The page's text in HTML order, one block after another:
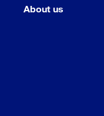
About us